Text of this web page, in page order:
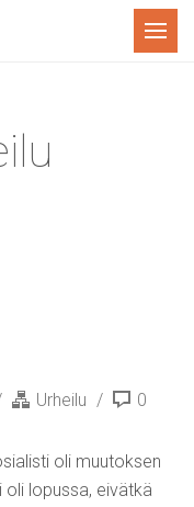
Menu
Urheilu 0
oli muutoksen
oli lopussa, eivätkä